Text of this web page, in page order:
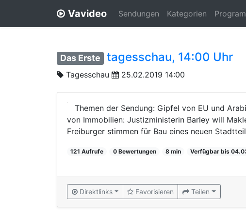
Vavideo Sendungen Kategorien
Das Erste tagesschau, 14:00 Uhr
Tagesschau 25.02.2019 14:00
Themen der Sendung: Gipfel von EU und
von Immobilien: Justizministerin Barley will
Freiburger stimmen für Bau eines neuen
121 Aufrufe 0 Bewertungen 8 min Verfügbar bis
Direktlinks Favorisieren Teilen